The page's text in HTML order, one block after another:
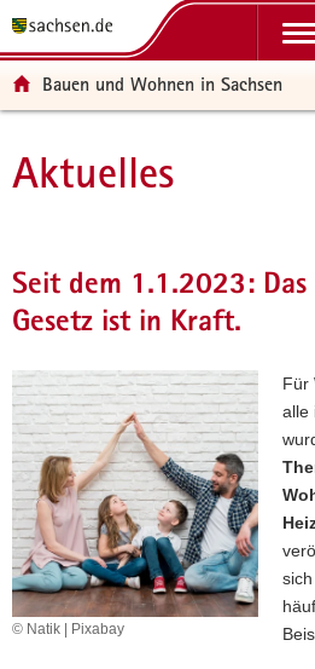
t
ü
g
r
i
f
e
n
d
e
N
a
v
t
n
g
a
i
o
n
p
n
t
t
e
o
r
a
t
i
o
n
t
-
e
i
h
Bauen und Wohnen in Sachsen
Hauptinhalt
Aktuelles
Seit dem 1.1.2023:
Gesetz ist in Kraft.
© Natik | Pixabay
Für
alle